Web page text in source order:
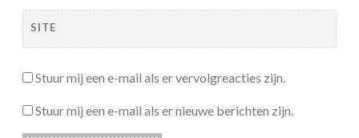
SITE
Stuur mij een e-mail als er vervolgreacties zijn.
Stuur mij een e-mail als er nieuwe berichten zijn.